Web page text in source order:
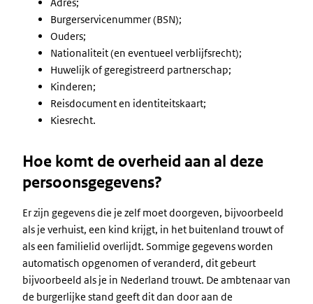
Burgerservicenummer (BSN);
Ouders;
Nationaliteit (en eventueel verblijfsrecht);
Huwelijk of geregistreerd partnerschap;
Kinderen;
Reisdocument en identiteitskaart;
Kiesrecht.
Hoe komt de overheid aan al deze
persoonsgegevens?
Er zijn gegevens die je zelf moet doorgeven, bijvoorbeeld
als je verhuist, een kind krijgt, in het buitenland trouwt of
als een familielid overlijdt. Sommige gegevens worden
automatisch opgenomen of veranderd, dit gebeurt
bijvoorbeeld als je in Nederland trouwt. De ambtenaar van
de burgerlijke stand geeft dit dan door aan de